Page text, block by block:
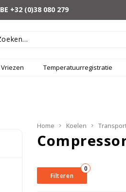
BE +32 (0)38 080 279
Vriezen Temperatuurregistratie
Home Koelen
Filteren
0